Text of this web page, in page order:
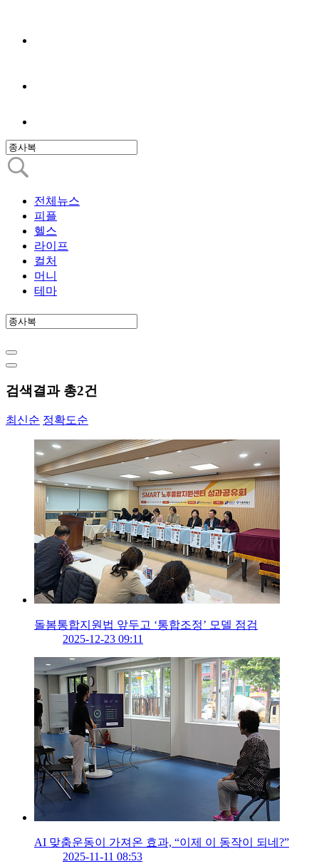
전체뉴스
피플
헬스
라이프
컬처
머니
테마
검색결과 총2건
최신순 정확도순
돌봄통합지원법 앞두고 ‘통합조정’ 모델 점검
2025-12-23 09:11
AI 맞춤운동이 가져온 효과, “이제 이 동작이 되네?”
2025-11-11 08:53